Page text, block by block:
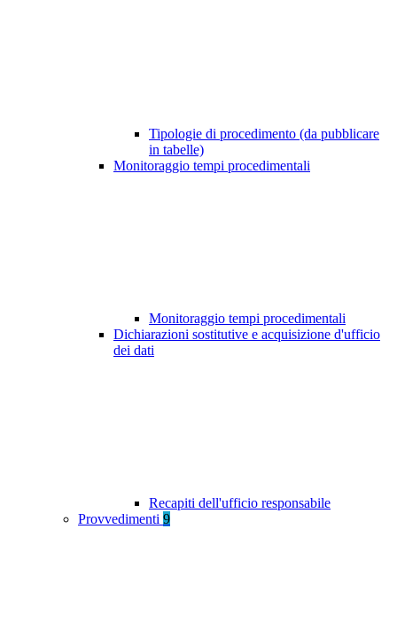
Tipologie di procedimento (da pubblicare
in tabelle)
Monitoraggio tempi procedimentali
Monitoraggio tempi procedimentali
Dichiarazioni sostitutive e acquisizione d'ufficio
dei dati
Recapiti dell'ufficio responsabile
Provvedimenti 9